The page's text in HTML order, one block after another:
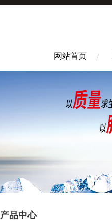
网站首页
产品中心